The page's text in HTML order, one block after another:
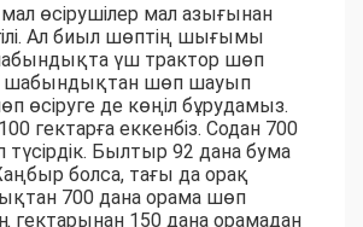
өсірушілер мал азығынан
Ал биыл шөптің шығымы
үш трактор шөп
шабындықтан шөп шауып
өсіруге де көңіл бұрудамыз.
гектарға еккенбіз. Содан 700
Былтыр 92 дана бума
болса, тағы да орақ
700 дана орама шөп
150 дана орамадан